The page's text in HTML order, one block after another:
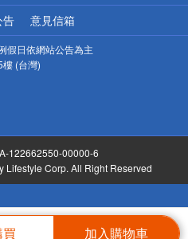
加入購物車
告 意見信箱
假日依網站公告為主
(台灣)
122662550-00000-6
Corp. All Right Reserved